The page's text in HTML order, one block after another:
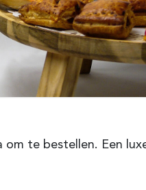
om te bestellen. Een